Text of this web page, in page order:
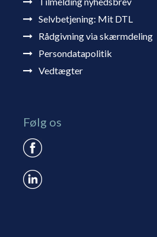
Selvbetjening: Mit DTL
Rådgivning via skærmdeling
Persondatapolitik
Vedtægter
Følg os